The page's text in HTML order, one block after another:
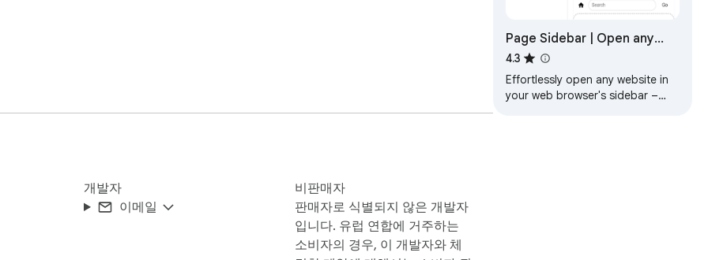
개발자
이메일
비판매자
판매자로 식별되지 않은 개발자
입니다. 유럽 연합에 거주하는
소비자의 경우, 이 개발자와 체
Page Sidebar | Open any
page in side panel
4.3
Effortlessly open any website in
your web browser's sidebar –